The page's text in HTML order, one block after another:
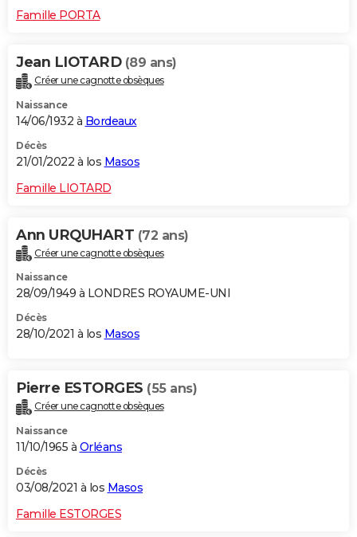
Famille PORTA
Jean LIOTARD (89 ans)
Créer une cagnotte obsèques
Naissance
14/06/1932 à Bordeaux
Décès
21/01/2022 à los Masos
Famille LIOTARD
Ann URQUHART (72 ans)
Créer une cagnotte obsèques
Naissance
28/09/1949 à LONDRES ROYAUME-UNI
Décès
28/10/2021 à los Masos
Pierre ESTORGES (55 ans)
Créer une cagnotte obsèques
Naissance
11/10/1965 à Orléans
Décès
03/08/2021 à los Masos
Famille ESTORGES